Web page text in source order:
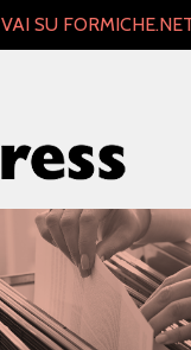
VAI SU